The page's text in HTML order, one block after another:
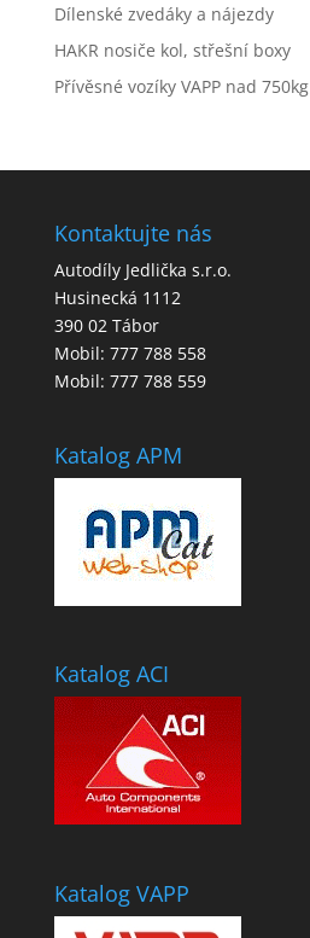
Dílenské zvedáky a nájezdy
HAKR nosiče kol, střešní boxy
Přívěsné vozíky VAPP nad 750kg
Kontaktujte nás
Autodíly Jedlička s.r.o.
Husinecká 1112
390 02 Tábor
Mobil: 777 788 558
Mobil: 777 788 559
Katalog APM
Katalog ACI
Katalog VAPP